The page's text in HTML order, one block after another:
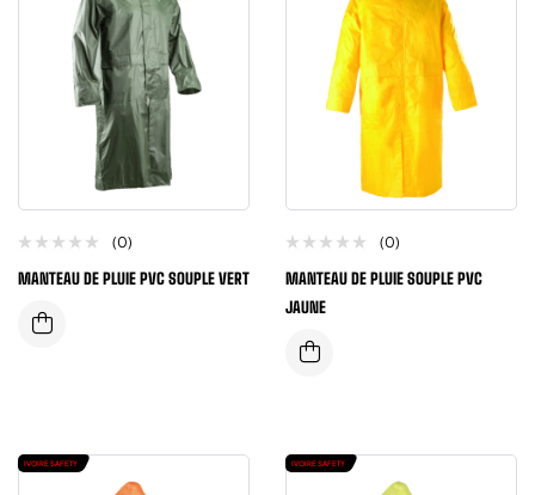
(0)
MANTEAU DE PLUIE PVC SOUPLE VERT
(0)
MANTEAU DE PLUIE SOUPLE PVC
JAUNE
IVOIRE SAFETY IVOIRE SAFETY